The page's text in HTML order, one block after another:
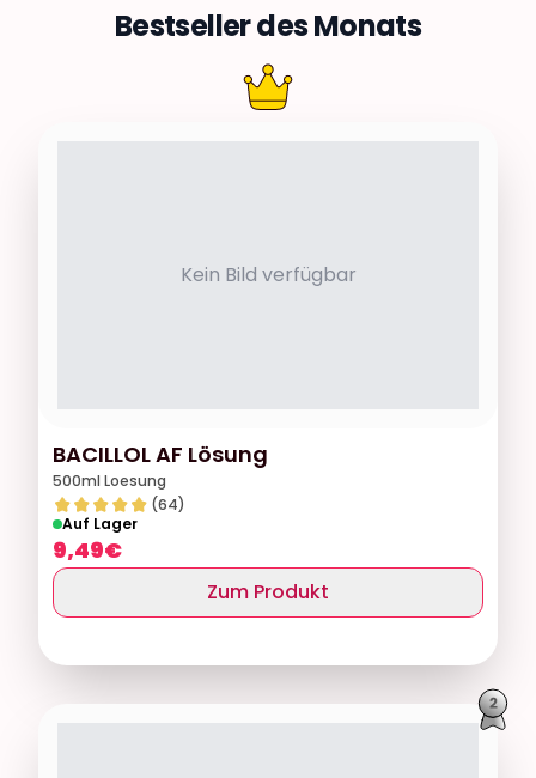
Bestseller des Monats
Kein Bild verfügbar
BACILLOL AF Lösung
500ml Loesung
(64)
Auf Lager
9,49€
Zum Produkt